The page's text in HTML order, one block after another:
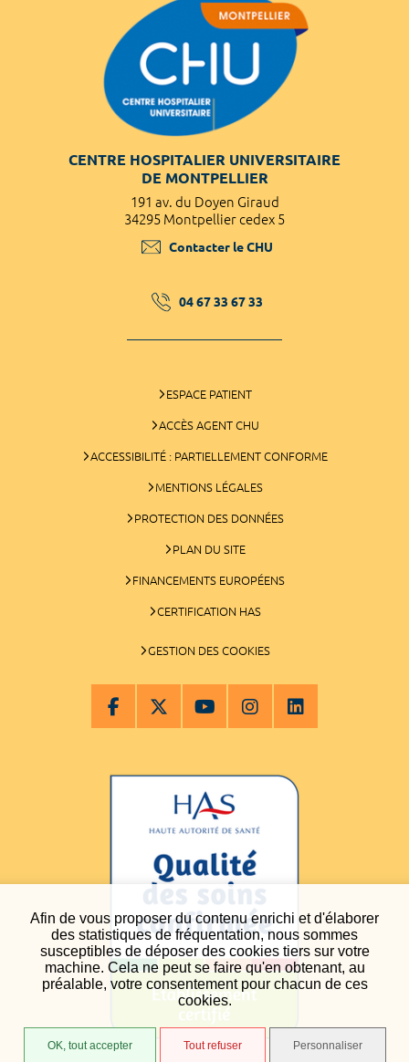
Afin de vous proposer du contenu enrichi et d'élaborer
des statistiques de fréquentation, nous sommes
susceptibles de déposer des cookies tiers sur votre
machine. Cela ne peut se faire qu'en obtenant, au
préalable, votre consentement pour chacun de ces
cookies.
OK, tout accepter Tout refuser Personnaliser
CENTRE HOSPITALIER UNIVERSITAIRE
DE MONTPELLIER
191 av. du Doyen Giraud
34295 Montpellier cedex 5
Contacter le CHU
04 67 33 67 33
ESPACE PATIENT
ACCÈS AGENT CHU
ACCESSIBILITÉ : PARTIELLEMENT CONFORME
MENTIONS LÉGALES
PROTECTION DES DONNÉES
PLAN DU SITE
FINANCEMENTS EUROPÉENS
CERTIFICATION HAS
GESTION DES COOKIES